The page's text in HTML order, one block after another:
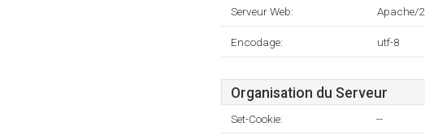
Serveur Web: Apache/2
Encodage: utf-8
Organisation du Serveur
Set-Cookie: --